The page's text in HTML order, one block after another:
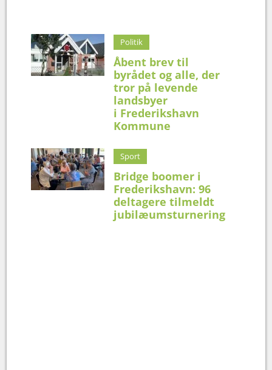
Politik
Åbent brev til
byrådet og alle, der
tror på levende
landsbyer
i Frederikshavn
Kommune
Sport
Bridge boomer i
Frederikshavn: 96
deltagere tilmeldt
jubilæumsturnering